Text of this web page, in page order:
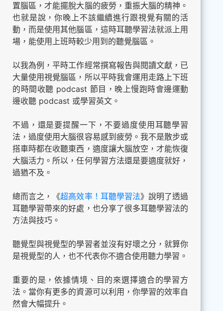
置腦區，才能擺脫大腦的疲勞，重振大腦的精神。
也就是說，你晚上不該繼續進行跟視覺有關的活
動，而是使用其他腦區，這時耳聽學習法就派上用
場，能使用上班時較少用到的聽覺腦區。
以我為例，平時工作經常撰寫報告與閱讀文獻，已
大量使用視覺腦區，所以平時我會運用走路上下班
的時間收聽 podcast 節目，晚上慢跑時會邊運動
邊收聽 podcast 或學習英文。
不過，還是要提醒一下，不要過度使用耳聽學習
法，過度使用大腦很容易感到疲勞。我不是散步或
搭車時都在收聽東西，適度讓大腦放空，才能恢復
大腦活力。所以，任何學習方法還是要適度就好，
過猶不及。
總而言之，《超高效率！耳聽學習法》說明了透過
耳聽學習帶來的好處，也分享了很多耳聽學習法的
方法與技巧。
聽覺型與視覺型的學習者並沒有好壞之分，就算你
是視覺型的人，也不代表你不適合使用聽力學習。
重要的是，依據情境、目的來選擇適合的學習方
法。當你有更多的資源可以利用，你學習的效率自
然會大幅提升。